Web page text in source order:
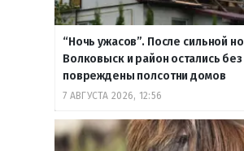
“Ночь ужасов”. После сильной
Волковыск и район остались без
повреждены полсотни домов
7 АВГУСТА 2026, 12:56